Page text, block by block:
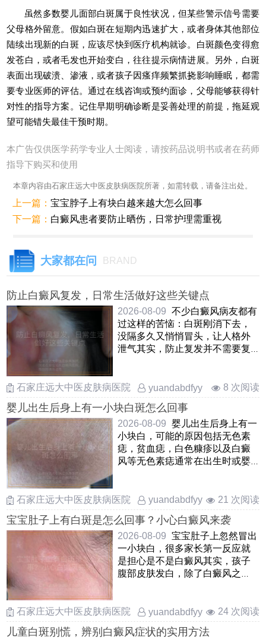
虽然多数婴儿面部白斑属于良性状况，但某些警示信号需要
父母格外留意。假如白斑在短期内迅速扩大，或者身体其他部位
陆续出现新的白斑，应该尽快到医疗机构就诊。白斑颜色变得愈
发苍白，或者毛发也开始变白，往往提示病情进展。另外，白斑
表面出现破溃、渗液，或者孩子因瘙痒频繁抓挠影响睡眠，都需
要专业医师的评估。通过在线咨询或预约面诊，父母能够获得针
对性的指导方案。记住早期明确诊断是妥善处理的前提，拖延观
望可能错失最佳干预时期。
本广告仅供医学药学专业人士阅读，请按药品说明书或者在药师
指导下购买和使用
本章内容由石家庄远大中医皮肤病医院所著，如需转载，请备注出处。
上一篇：宝宝脖子上有块白越来越大怎么回事
下一篇： 白癜风患者要防止晒伤，日常护理需重视
大家都在问 BRAND
防止白癜风复发，日常生活做好这些关键点
2026-08-09 不少白癜风病友都有
过这样的苦恼：白斑刚消下去，
没隔多久又悄悄冒头，让人格外
泄气其实，防止复发并不需要复
石家庄远大中医皮肤病医院
yuandabdfyy 8 次阅读
婴儿出生后身上有一小块白斑怎么回事
2026-08-09 婴儿出生后身上有一
小块白，可能的原因包括无色素
痣，贫血痣，白色糠疹以及白癜
风等无色素痣通常在出生时或婴
石家庄远大中医皮肤病医院
yuandabdfyy 21 次阅读
宝宝肚子上有白斑是怎么回事？小心白癜风来袭
2026-08-09 宝宝肚子上忽然冒出
一小块白，很多家长第一反应就
是担心是不是白癜风其实，孩子
腹部皮肤发白，除了白癜风之
石家庄远大中医皮肤病医院
yuandabdfyy 24 次阅读
儿童白斑别慌，辨别白癜风症状的实用方法